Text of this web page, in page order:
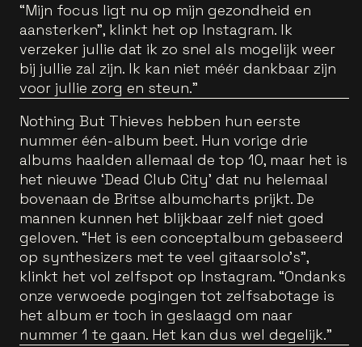
“Mijn focus ligt nu op mijn gezondheid en
aansterken", klinkt het op Instagram. Ik
verzeker jullie dat ik zo snel als mogelijk weer
bij jullie zal zijn. Ik kan niet méér dankbaar zijn
voor jullie zorg en steun."
Nothing But Thieves hebben hun eerste
nummer één-album beet. Hun vorige drie
albums haalden allemaal de top 10, maar het is
het nieuwe ‘Dead Club City’ dat nu helemaal
bovenaan de Britse albumcharts prijkt. De
mannen kunnen het blijkbaar zelf niet goed
geloven. “Het is een conceptalbum gebaseerd
op synthesizers met te veel gitaarsolo’s”,
klinkt het vol zelfspot op Instagram. “Ondanks
onze verwoede pogingen tot zelfsabotage is
het album er toch in geslaagd om naar
nummer 1 te gaan. Het kan dus wel degelijk.”